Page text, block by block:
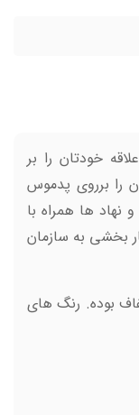
خودتان را بر
را برروی پدموس
نهاد ها همراه با
بخشی به سازمان
بوده. رنگ های